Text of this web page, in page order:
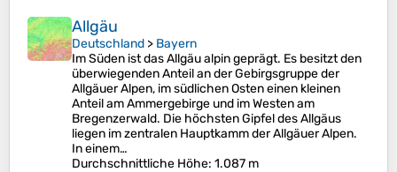
Allgäu
Deutschland > Bayern
Im Süden ist das Allgäu alpin geprägt. Es besitzt den
überwiegenden Anteil an der Gebirgsgruppe der
Allgäuer Alpen, im südlichen Osten einen kleinen
Anteil am Ammergebirge und im Westen am
Bregenzerwald. Die höchsten Gipfel des Allgäus
liegen im zentralen Hauptkamm der Allgäuer Alpen.
In einem…
Durchschnittliche Höhe: 1.087 m